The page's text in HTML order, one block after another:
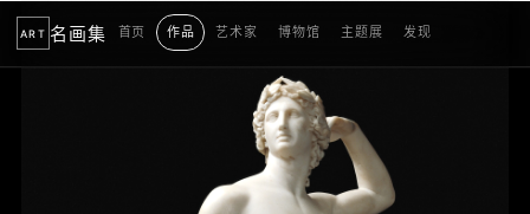
ART 名画集 首页 作品 艺术家 博物馆 主题展 发现